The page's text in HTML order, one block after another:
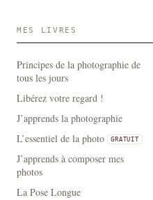
MES LIVRES
Principes de la photographie de
tous les jours
Libérez votre regard !
J’apprends la photographie
L’essentiel de la photo
GRATUIT
J’apprends à composer mes
photos
La Pose Longue